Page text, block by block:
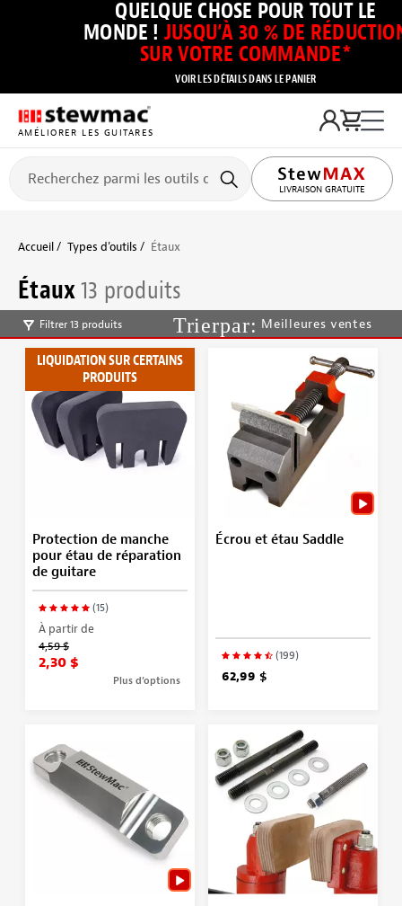
QUELQUE CHOSE POUR TOUT LE
MONDE ! JUSQU’À 30 % DE
SUR VOTRE COMMANDE*
VOIR LES DÉTAILS DANS LE PANIER
AMÉLIORER LES GUITARES
LIVRAISON GRATUITE
Accueil Types d’outils Étaux
Étaux13 produits
Filtrer 13 produits Meilleures ventes
LIQUIDATION SUR CERTAINS
PRODUITS
Protection de manche
pour étau de réparation
de guitare
(15)
À partir de
4,59 $
2,30 $
Plus d’options
Écrou et étau Saddle
(199)
62,99 $